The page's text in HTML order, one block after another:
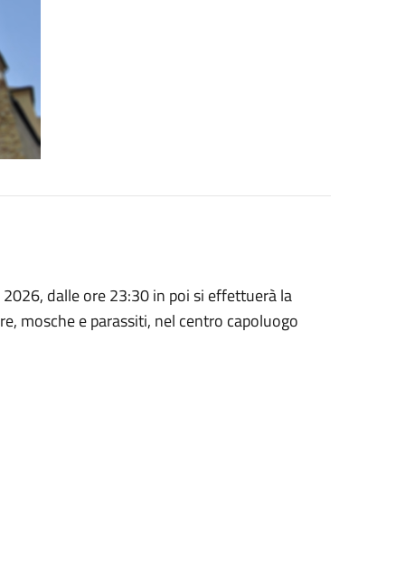
dalle ore 23:30 in poi si effettuerà la
mosche e parassiti, nel centro capoluogo